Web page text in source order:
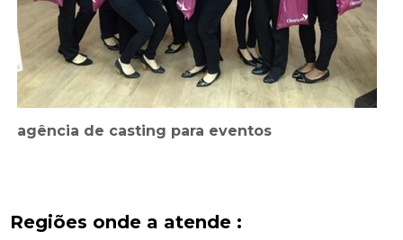
agência de casting para eventos
Regiões onde a atende :